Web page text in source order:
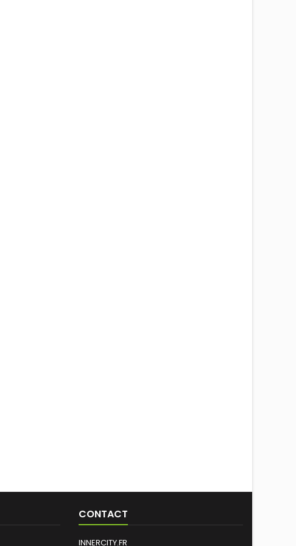
CONTACT
INNERCITY.FR